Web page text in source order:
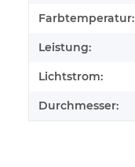
Farbtemperatur:
Leistung:
Lichtstrom:
Durchmesser: